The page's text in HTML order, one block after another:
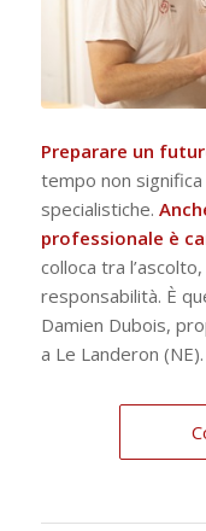
Preparare un
tempo non
specialistiche.
professionale è
colloca tra
responsabilità. È
Damien Dubois,
a Le Landeron (NE).